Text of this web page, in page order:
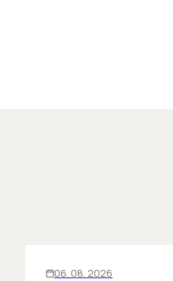
06. 08. 2026